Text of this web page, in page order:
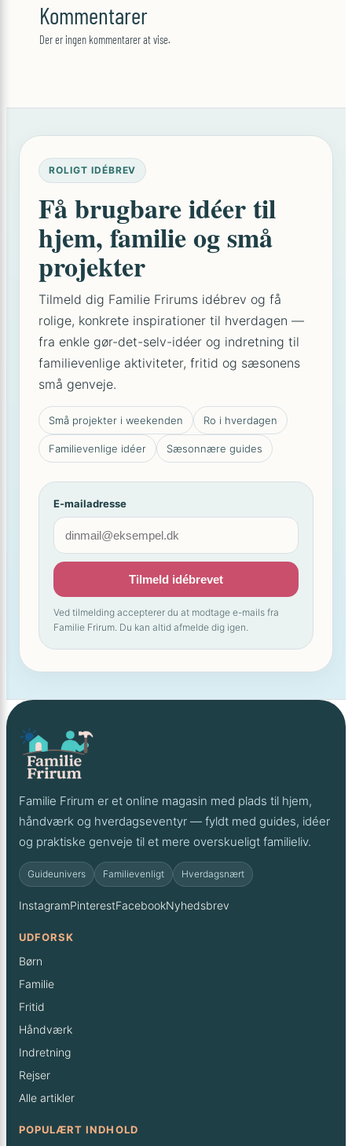
Kommentarer
Der er ingen kommentarer at vise.
ROLIGT IDÉBREV
Få brugbare idéer til
hjem, familie og små
projekter
Tilmeld dig Familie Frirums idébrev og få
rolige, konkrete inspirationer til hverdagen —
fra enkle gør-det-selv-idéer og indretning til
familievenlige aktiviteter, fritid og sæsonens
små genveje.
Små projekter i weekenden Ro i hverdagen
Familievenlige idéer Sæsonnære guides
E-mailadresse
Tilmeld idébrevet
Ved tilmelding accepterer du at modtage e-mails fra
Familie Frirum. Du kan altid afmelde dig igen.
Familie Frirum er et online magasin med plads til hjem,
håndværk og hverdags­eventyr — fyldt med guides, idéer
og praktiske genveje til et mere overskueligt familieliv.
Guideunivers Familievenligt Hverdagsnært
InstagramPinterestFacebookNyhedsbrev
UDFORSK
Børn
Familie
Fritid
Håndværk
Indretning
Rejser
Alle artikler
POPULÆRT INDHOLD